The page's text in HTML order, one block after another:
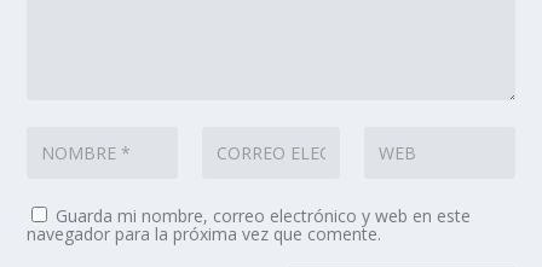
Guarda mi nombre, correo electrónico y web en este
navegador para la próxima vez que comente.